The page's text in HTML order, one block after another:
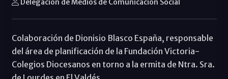
Delegación de Medios de Comunicación Social
Colaboración de Dionisio Blasco España, responsable
del área de planificación de la Fundación Victoria-
Colegios Diocesanos en torno a la ermita de Ntra. Sra.